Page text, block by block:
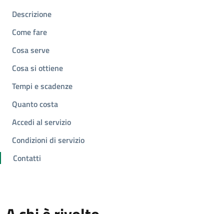
Descrizione
Come fare
Cosa serve
Cosa si ottiene
Tempi e scadenze
Quanto costa
Accedi al servizio
Condizioni di servizio
Contatti